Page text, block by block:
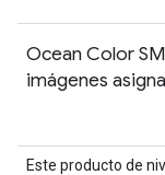
Ocean Color
imágenes
Este producto de